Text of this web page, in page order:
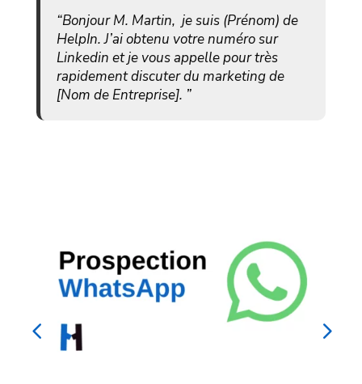
“Bonjour M. Martin, je suis (Prénom) de
HelpIn. J’ai obtenu votre numéro sur
Linkedin et je vous appelle pour très
rapidement discuter du marketing de
[Nom de Entreprise]. ”